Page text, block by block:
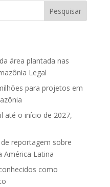
Pesquisar
área plantada nas
Legal
para projetos em
até o início de 2027,
reportagem sobre
América Latina
como